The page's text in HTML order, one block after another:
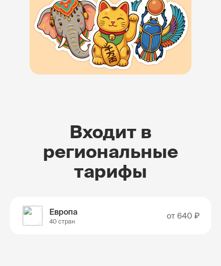
Входит в
региональные
тарифы
Европа
40 стран
от 640 ₽